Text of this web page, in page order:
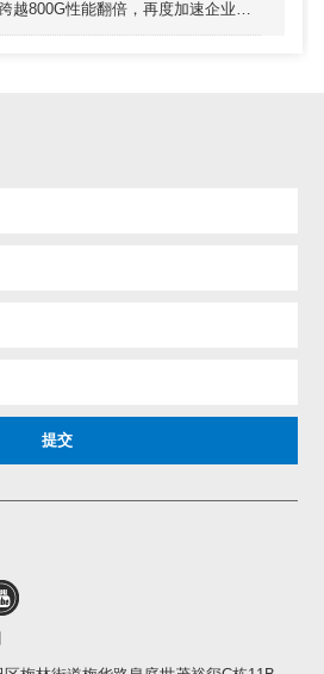
性能翻倍，再度加速企业数据中心业务。